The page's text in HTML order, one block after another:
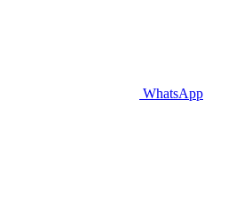
WhatsApp